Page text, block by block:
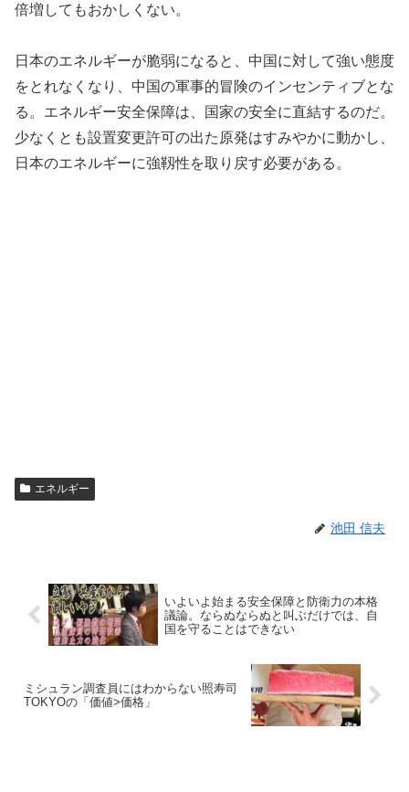
倍増してもおかしくない。
日本のエネルギーが脆弱になると、中国に対して強い態度
をとれなくなり、中国の軍事的冒険のインセンティブとな
る。エネルギー安全保障は、国家の安全に直結するのだ。
少なくとも設置変更許可の出た原発はすみやかに動かし、
日本のエネルギーに強靱性を取り戻す必要がある。
エネルギー
池田 信夫
いよいよ始まる安全保障と防衛力の本格
議論。ならぬならぬと叫ぶだけでは、自
国を守ることはできない
ミシュラン調査員にはわからない照寿司
TOKYOの「価値>価格」